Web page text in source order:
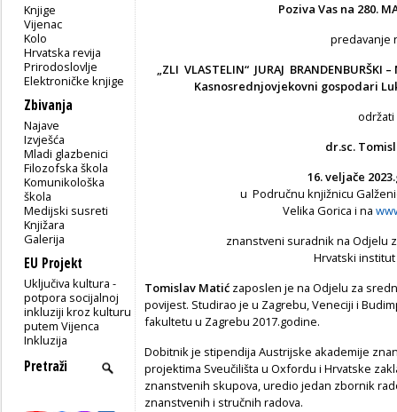
Knjige
Vijenac
Kolo
Hrvatska revija
Prirodoslovlje
Elektroničke knjige
Zbivanja
Najave
Izvješća
Mladi glazbenici
Filozofska škola
Komunikološka
škola
Medijski susreti
Knjižara
Galerija
EU Projekt
Uključiva kultura -
potpora socijalnoj
inkluziji kroz kulturu
putem Vijenca
Inkluzija
Poziva Vas na 280.
predavanje
„ZLI VLASTELIN“ JURAJ BRANDENBURŠKI
Kasnosrednjovjekovni gospodari
održati
dr.sc.
16. veljače 2023
u Područnu knjižnicu
Velika Gorica i na
znanstveni suradnik na Odjelu
Hrvatski
Tomislav Matić zaposlen je na Odjelu za
povijest. Studirao je u Zagrebu, Veneciji i
fakultetu u Zagrebu 2017.godine.
Dobitnik je stipendija Austrijske akademije
projektima Sveučilišta u Oxfordu i Hrvatske
znanstvenih skupova, uredio jedan zbornik
znanstvenih i stručnih radova.